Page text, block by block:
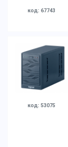
код: 67743
код: 53075